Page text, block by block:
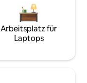
Arbeitsplatz für
Laptops